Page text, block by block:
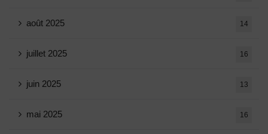
août 2025 14
juillet 2025 16
juin 2025 13
mai 2025 16